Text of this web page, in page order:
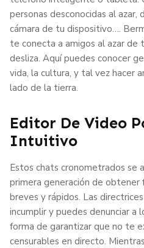
personas desconocidas al
cámara de tu dispositivo….
te conecta a amigos al azar de
desliza. Aquí puedes conocer
vida, la cultura, y tal vez hacer
lado de la tierra.
Editor De Video
Intuitivo
Estos chats cronometrados se
primera generación de
breves y rápidos. Las
incumplir y puedes denunciar a
forma de garantizar que no te
censurables en directo.